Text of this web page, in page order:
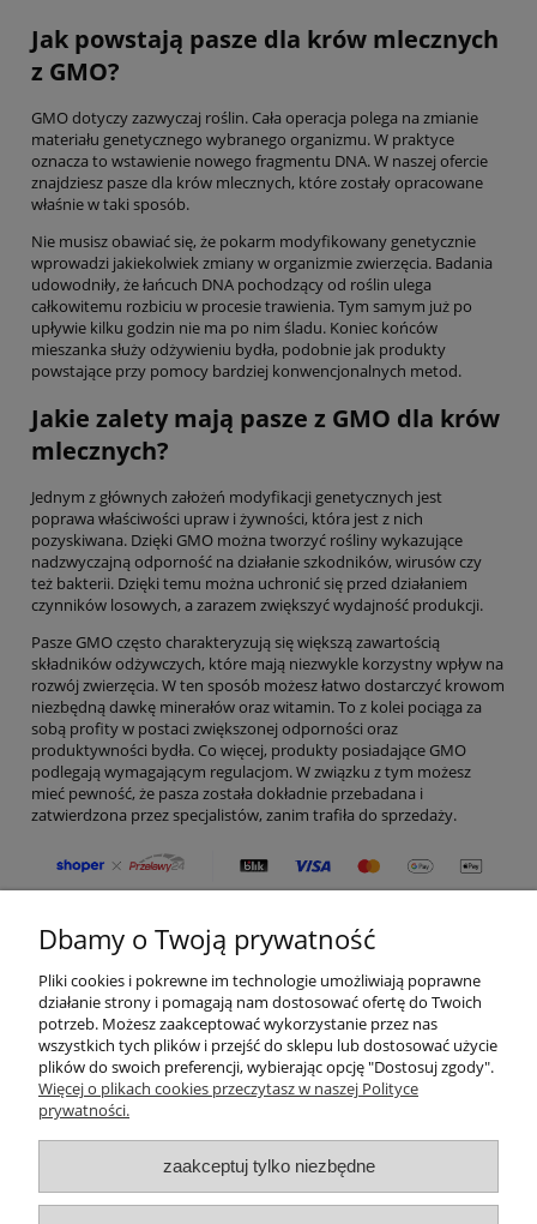
Jak powstają pasze dla krów mlecznych
z GMO?
GMO dotyczy zazwyczaj roślin. Cała operacja polega na zmianie
materiału genetycznego wybranego organizmu. W praktyce
oznacza to wstawienie nowego fragmentu DNA. W naszej ofercie
znajdziesz pasze dla krów mlecznych, które zostały opracowane
właśnie w taki sposób.
Nie musisz obawiać się, że pokarm modyfikowany genetycznie
wprowadzi jakiekolwiek zmiany w organizmie zwierzęcia. Badania
udowodniły, że łańcuch DNA pochodzący od roślin ulega
całkowitemu rozbiciu w procesie trawienia. Tym samym już po
upływie kilku godzin nie ma po nim śladu. Koniec końców
mieszanka służy odżywieniu bydła, podobnie jak produkty
powstające przy pomocy bardziej konwencjonalnych metod.
Jakie zalety mają pasze z GMO dla krów
mlecznych?
Jednym z głównych założeń modyfikacji genetycznych jest
poprawa właściwości upraw i żywności, która jest z nich
pozyskiwana. Dzięki GMO można tworzyć rośliny wykazujące
nadzwyczajną odporność na działanie szkodników, wirusów czy
też bakterii. Dzięki temu można uchronić się przed działaniem
czynników losowych, a zarazem zwiększyć wydajność produkcji.
Pasze GMO często charakteryzują się większą zawartością
składników odżywczych, które mają niezwykle korzystny wpływ na
rozwój zwierzęcia. W ten sposób możesz łatwo dostarczyć krowom
niezbędną dawkę minerałów oraz witamin. To z kolei pociąga za
sobą profity w postaci zwiększonej odporności oraz
produktywności bydła. Co więcej, produkty posiadające GMO
podlegają wymagającym regulacjom. W związku z tym możesz
mieć pewność, że pasza została dokładnie przebadana i
zatwierdzona przez specjalistów, zanim trafiła do sprzedaży.
Moje konto
Płatności i dostawa
Informacje
Kategorie produktów
Dbamy o Twoją prywatność
Pliki cookies i pokrewne im technologie umożliwiają poprawne
działanie strony i pomagają nam dostosować ofertę do Twoich
potrzeb. Możesz zaakceptować wykorzystanie przez nas
wszystkich tych plików i przejść do sklepu lub dostosować użycie
plików do swoich preferencji, wybierając opcję "Dostosuj zgody".
Więcej o plikach cookies przeczytasz w naszej Polityce
prywatności.
zaakceptuj tylko niezbędne